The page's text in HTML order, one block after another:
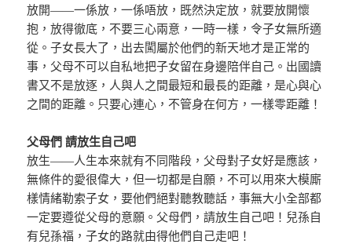
放開——一係放，一係唔放，既然決定放，就要放開懷
抱，放得徹底，不要三心兩意，一時一樣，令子女無所適
從。子女長大了，出去闖屬於他們的新天地才是正常的
事，父母不可以自私地把子女留在身邊陪伴自己。出國讀
書又不是放逐，人與人之間最短和最長的距離，是心與心
之間的距離。只要心連心，不管身在何方，一樣零距離！
父母們 請放生自己吧
放生——人生本來就有不同階段，父母對子女好是應該，
無條件的愛很偉大，但一切都是自願，不可以用來大模廝
樣情緒勒索子女，要他們絕對聽教聽話，事無大小全部都
一定要遵從父母的意願。父母們，請放生自己吧！兒孫自
有兒孫福，子女的路就由得他們自己走吧！